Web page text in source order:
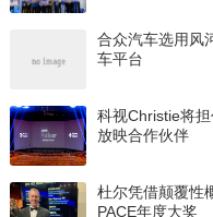
合众汽车选用风
车平台
科视Christie将
放映合作伙伴
杜尔凭借颠覆性
PACE年度大奖